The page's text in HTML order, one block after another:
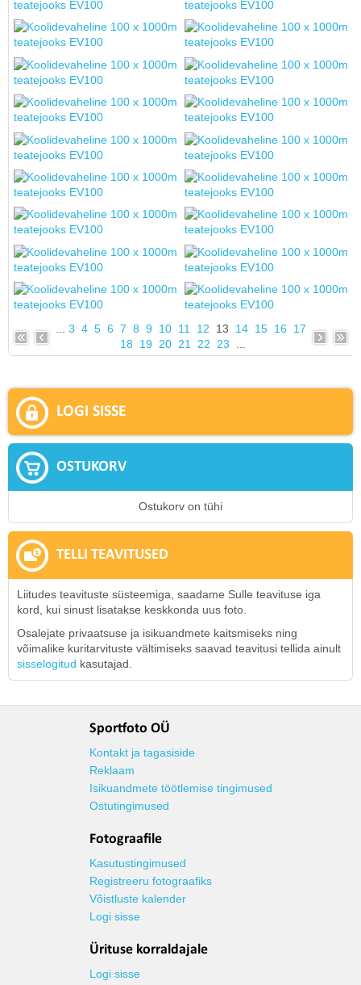
...3 4 5 6 7 8 9 10 11 12 13 14 15 16
17
18
19 20 21 22 23
LOGI SISSE
OSTUKORV
Ostukorv on tühi
TELLI TEAVITUSED
Liitudes teavituste süsteemiga, saadame Sulle teavituse iga
kord, kui sinust lisatakse keskkonda uus foto.
Osalejate privaatsuse ja isikuandmete kaitsmiseks ning
võimalike kuritarvituste vältimiseks saavad teavitusi tellida ainult
sisselogitud kasutajad.
Sportfoto OÜ
Kontakt ja tagasiside
Reklaam
Isikuandmete töötlemise tingimused
Ostutingimused
Fotograafile
Kasutustingimused
Registreeru fotograafiks
Võistluste kalender
Logi sisse
Ürituse korraldajale
Logi sisse